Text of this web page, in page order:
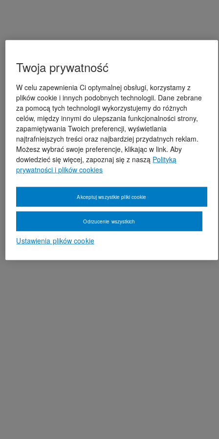
Twoja prywatność
W celu zapewnienia Ci optymalnej obsługi, korzystamy z
plików cookie i innych podobnych technologii. Dane zebrane
za pomocą tych technologii wykorzystujemy do różnych
celów, między innymi do ulepszania funkcjonalności strony,
zapamiętywania Twoich preferencji, wyświetlania
najtrafniejszych treści oraz najbardziej przydatnych reklam.
Możesz wybrać swoje preferencje, klikając w link. Aby
dowiedzieć się więcej, zapoznaj się z naszą Polityką
prywatności i plików cookies
Ustawienia plików cookie
Odrzucenie wszystkich
Akceptuj wszystkie pliki cookie